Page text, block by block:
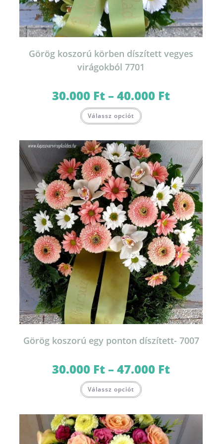
Görög koszorú körben díszített vegyes
virágokból 7701
30.000 Ft–40.000 Ft30.000 Ft
Válassz opciót a
variációja
van.
A
változatok
a
termékoldalon
választhatók
ki
Görög koszorú egy ponton díszített- 7007
30.000 Ft–47.000 Ft30.000 Ft
Válassz opciót a
van.
A
változatok
a